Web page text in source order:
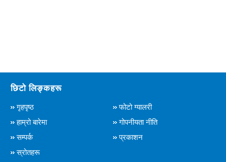
छिटो लिङ्कहरू
गृहपृष्ठ
फोटो ग्यालरी
हाम्रो बारेमा
गोपनीयता नीति
सम्पर्क
प्रकाशन
स्रोतहरू